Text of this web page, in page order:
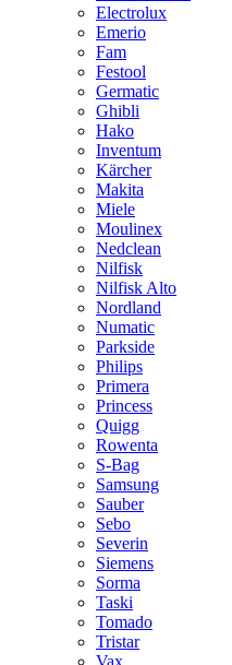
Electrolux
Emerio
Fam
Festool
Germatic
Ghibli
Hako
Inventum
Kärcher
Makita
Miele
Moulinex
Nedclean
Nilfisk
Nilfisk Alto
Nordland
Numatic
Parkside
Philips
Primera
Princess
Quigg
Rowenta
S-Bag
Samsung
Sauber
Sebo
Severin
Siemens
Sorma
Taski
Tomado
Tristar